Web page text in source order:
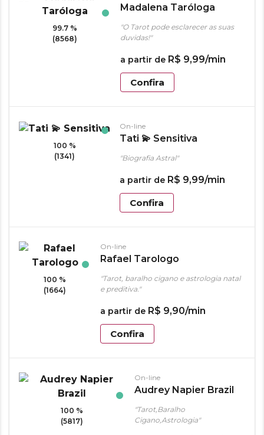
99.7 %
(8568)
Madalena Taróloga
"O Tarot pode esclarecer as suas
duvidas!"
a partir de R$ 9,99/min
Confira
100 %
(1341)
On-line
Tati 💫 Sensitiva
"Biografia Astral"
a partir de R$ 9,99/min
Confira
100 %
(1664)
On-line
Rafael Tarologo
"Tarot, baralho cigano e astrologia natal
e preditiva."
a partir de R$ 9,90/min
Confira
100 %
(5817)
On-line
Audrey Napier Brazil
"Tarot,Baralho
Cigano,Astrologia"